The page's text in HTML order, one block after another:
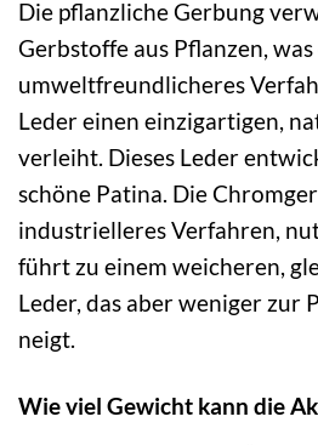
Die pflanzliche Gerbung
Gerbstoffe aus Pflanzen, was
umweltfreundlicheres
Leder einen einzigartigen,
verleiht. Dieses Leder
schöne Patina. Die
industrielleres Verfahren,
führt zu einem weicheren,
Leder, das aber weniger zur
neigt.
Wie viel Gewicht kann die